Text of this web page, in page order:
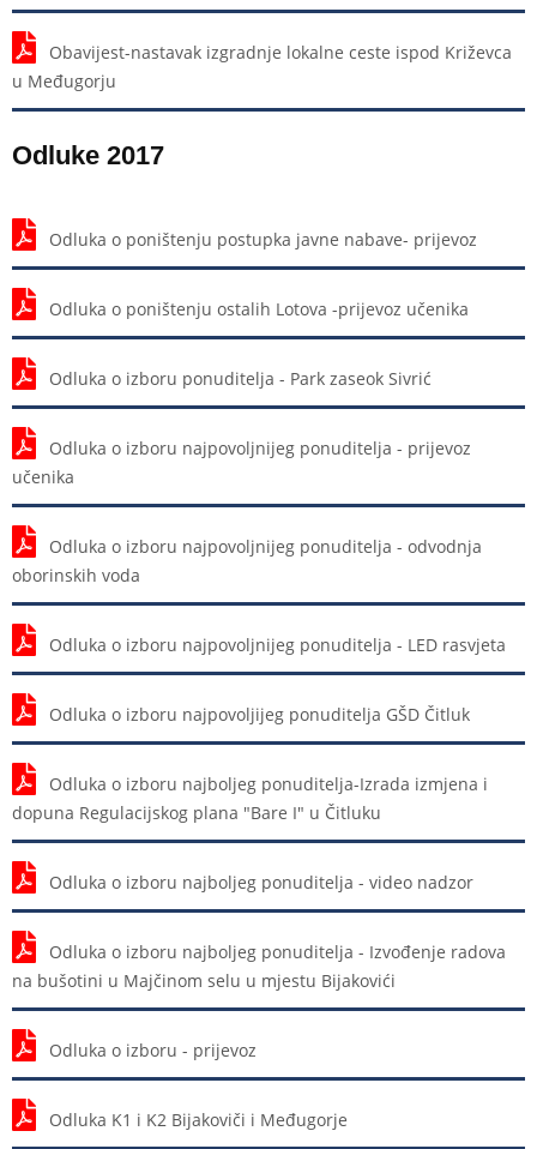
Obavijest-nastavak izgradnje lokalne ceste ispod Križevca
u Međugorju
Odluke 2017
Odluka o poništenju postupka javne nabave- prijevoz
Odluka o poništenju ostalih Lotova -prijevoz učenika
Odluka o izboru ponuditelja - Park zaseok Sivrić
Odluka o izboru najpovoljnijeg ponuditelja - prijevoz
učenika
Odluka o izboru najpovoljnijeg ponuditelja - odvodnja
oborinskih voda
Odluka o izboru najpovoljnijeg ponuditelja - LED rasvjeta
Odluka o izboru najpovoljijeg ponuditelja GŠD Čitluk
Odluka o izboru najboljeg ponuditelja-Izrada izmjena i
dopuna Regulacijskog plana "Bare I" u Čitluku
Odluka o izboru najboljeg ponuditelja - video nadzor
Odluka o izboru najboljeg ponuditelja - Izvođenje radova
na bušotini u Majčinom selu u mjestu Bijakovići
Odluka o izboru - prijevoz
Odluka K1 i K2 Bijakoviči i Međugorje